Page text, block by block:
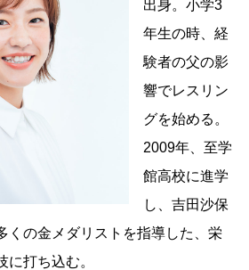
出身。小学3
年生の時、経
験者の父の影
響でレスリン
グを始める。
2009年、至学
館高校に進学
し、吉田沙保
くの金メダリストを指導した、栄
に打ち込む。